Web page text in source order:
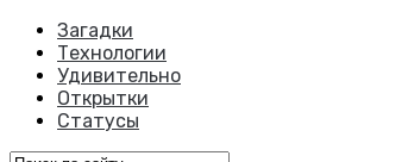
Загадки
Технологии
Удивительно
Открытки
Статусы